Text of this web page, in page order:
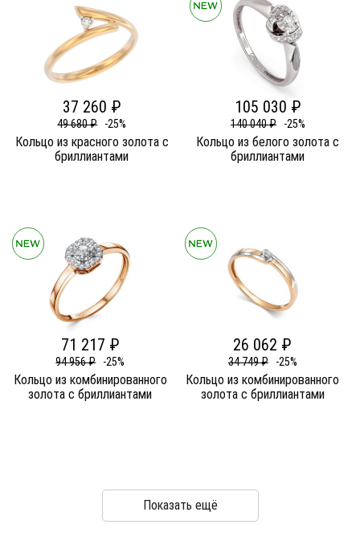
37 260 ₽
49 680 ₽ -25%
Кольцо из красного золота c
бриллиантами
105 030 ₽
140 040 ₽ -25%
Кольцо из белого золота c
бриллиантами
71 217 ₽
94 956 ₽ -25%
Кольцо из комбинированного
золота c бриллиантами
26 062 ₽
34 749 ₽ -25%
Кольцо из комбинированного
золота c бриллиантами
Показать ещё